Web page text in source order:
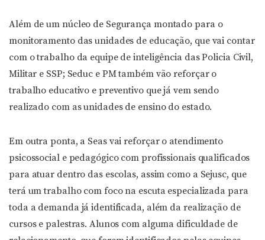
Além de um núcleo de Segurança montado para o
monitoramento das unidades de educação, que vai contar
com o trabalho da equipe de inteligência das Policia Civil,
Militar e SSP; Seduc e PM também vão reforçar o
trabalho educativo e preventivo que já vem sendo
realizado com as unidades de ensino do estado.
Em outra ponta, a Seas vai reforçar o atendimento
psicossocial e pedagógico com profissionais qualificados
para atuar dentro das escolas, assim como a Sejusc, que
terá um trabalho com foco na escuta especializada para
toda a demanda já identificada, além da realização de
cursos e palestras. Alunos com alguma dificuldade de